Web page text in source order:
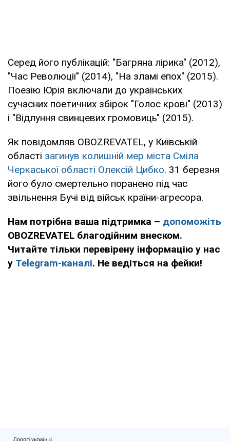
Серед його публікацій: "Багряна лірика" (2012),
"Час Революції" (2014), "На зламі епох" (2015).
Поезію Юрія включали до українських
сучасних поетичних збірок "Голос крові" (2013)
і "Відлуння свинцевих громовиць" (2015).
Як повідомляв OBOZREVATEL, у Київській
області загинув колишній мер міста Сміла
Черкаської області Олексій Цибко. 31 березня
його було смертельно поранено під час
звільнення Бучі від військ країни-агресора.
Нам потрібна ваша підтримка – допоможіть
OBOZREVATEL благодійним внеском.
Читайте тільки перевірену інформацію у нас
у Telegram-каналі. Не ведіться на фейки!